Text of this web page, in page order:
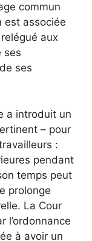
commun
est associée
aux
ses
ses
a introduit un
– ​​pour
:
pendant
temps peut
prolonge
La Cour
l’ordonnance
à avoir un